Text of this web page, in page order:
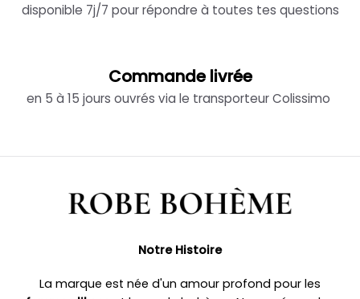
disponible 7j/7 pour répondre à toutes tes questions
Commande livrée
en 5 à 15 jours ouvrés via le transporteur Colissimo
Notre Histoire
La marque est née d'un amour profond pour les